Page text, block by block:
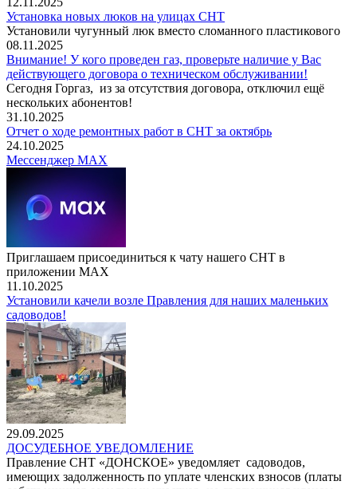
Установка новых люков на улицах СНТ
Установили чугунный люк вместо сломанного пластикового
08.11.2025
Внимание! У кого проведен газ, проверьте наличие у Вас
действующего договора о техническом обслуживании!
Сегодня Горгаз, из за отсутствия договора, отключил ещё
нескольких абонентов!
31.10.2025
Отчет о ходе ремонтных работ в СНТ за октябрь
24.10.2025
Мессенджер МАХ
Приглашаем присоединиться к чату нашего СНТ в
приложении МАХ
11.10.2025
Установили качели возле Правления для наших маленьких
садоводов!
29.09.2025
ДОСУДЕБНОЕ УВЕДОМЛЕНИЕ
Правление СНТ «ДОНСКОЕ» уведомляет садоводов,
имеющих задолженность по уплате членских взносов (платы